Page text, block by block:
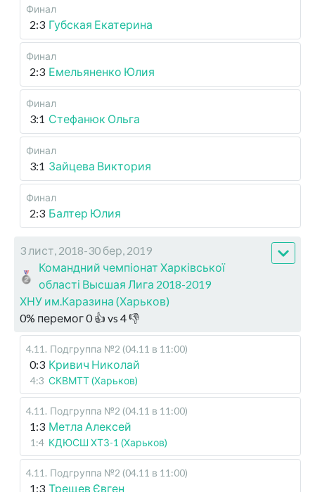
Финал
2:3 Губская Екатерина
Финал
2:3 Емельяненко Юлия
Финал
3:1 Стефанюк Ольга
Финал
3:1 Зайцева Виктория
Финал
2:3 Балтер Юлия
3 лист, 2018-30 бер, 2019
Командний чемпіонат Харківської
області Высшая Лига 2018-2019
ХНУ им.Каразина (Харьков)
0% перемог0👍 vs 4👎
4.11 . Подгруппа №2 (04.11 в 11:00)
0:3 Кривич Николай
4:3 СКВМТТ (Харьков)
4.11 . Подгруппа №2 (04.11 в 11:00)
1:3 Метла Алексей
1:4 КДЮСШ ХТЗ-1 (Харьков)
4.11 . Подгруппа №2 (04.11 в 11:00)
1:3 Трещев Євген